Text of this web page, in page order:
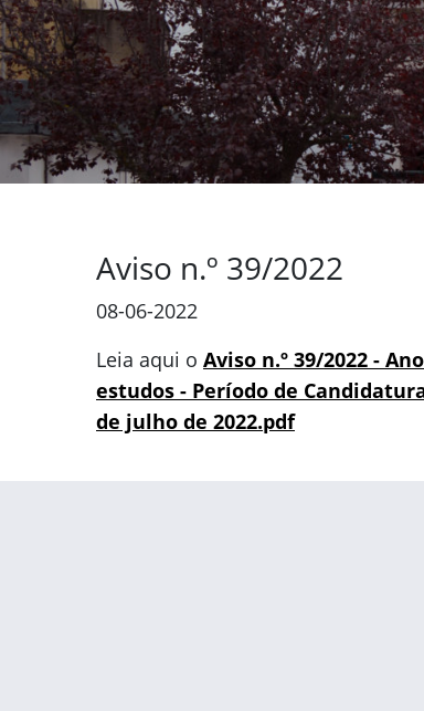
Aviso n.º 39/2022
08-06-2022
Leia aqui o Aviso n.º 39/2022 -
estudos - Período de
de julho de 2022.pdf